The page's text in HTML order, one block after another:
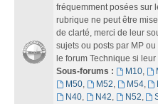
fréquemment posées sur
rubrique ne peut être
de clarté, merci de leur
sujets ou posts par MP
le forum Technique si
Sous-forums :
M10,
M50, M52, M54,
N40, N42, N52,